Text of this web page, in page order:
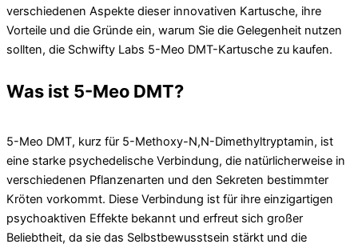
verschiedenen Aspekte dieser innovativen Kartusche, ihre
Vorteile und die Gründe ein, warum Sie die Gelegenheit nutzen
sollten, die Schwifty Labs 5-Meo DMT-Kartusche zu kaufen.
Was ist 5-Meo DMT?
5-Meo DMT, kurz für 5-Methoxy-N,N-Dimethyltryptamin, ist
eine starke psychedelische Verbindung, die natürlicherweise in
verschiedenen Pflanzenarten und den Sekreten bestimmter
Kröten vorkommt. Diese Verbindung ist für ihre einzigartigen
psychoaktiven Effekte bekannt und erfreut sich großer
Beliebtheit, da sie das Selbstbewusstsein stärkt und die